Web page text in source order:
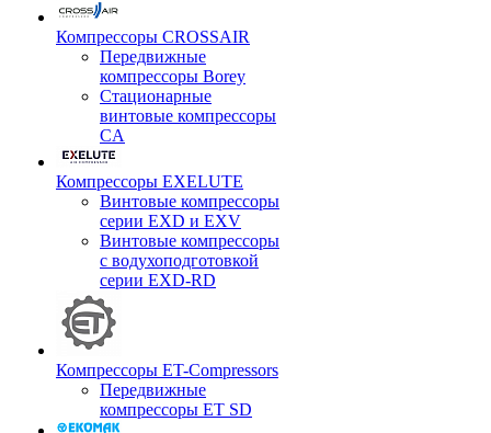
Компрессоры CROSSAIR
Передвижные
компрессоры Borey
Стационарные
винтовые компрессоры
CA
Компрессоры EXELUTE
Винтовые компрессоры
серии EXD и EXV
Винтовые компрессоры
с водухоподготовкой
серии EXD-RD
Компрессоры ET-Compressors
Передвижные
компрессоры ET SD